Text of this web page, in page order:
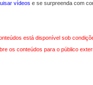
vídeos e se surpreenda com
está disponível sob
os conteúdos para o público